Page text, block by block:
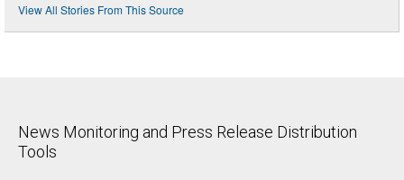
View All Stories From This Source
News Monitoring and Press Release Distribution
Tools